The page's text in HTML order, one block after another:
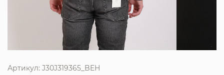
Артикул: J30J319365_BEH